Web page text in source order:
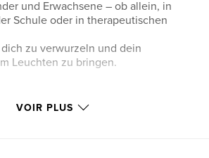
und Erwachsene – ob allein, in
Schule oder in therapeutischen
zu verwurzeln und dein
Leuchten zu bringen.
et détails
VOIR PLUS